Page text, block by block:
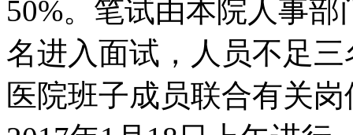
50%。笔试由本院人事
名进入面试，人员不足
医院班子成员联合有关